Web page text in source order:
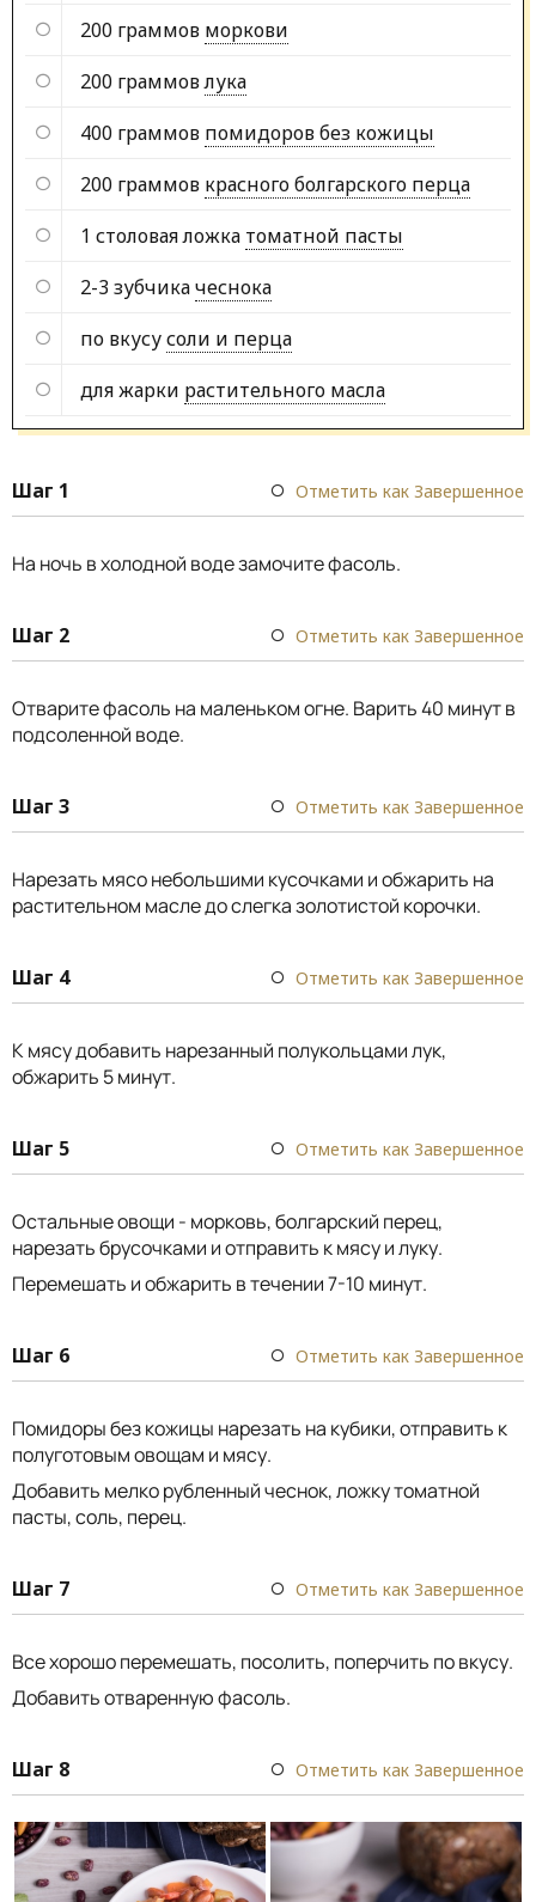
200 граммов моркови
200 граммовлука
400 граммов помидоров без кожицы
200 граммов красного болгарского перца
1 столовая ложка томатной пасты
2-3 зубчикачеснока
по вкусусоли и перца
для жарки растительного масла
Шаг 1 Отметить как Завершенное
На ночь в холодной воде замочите фасоль.
Шаг 2 Отметить как Завершенное
Отварите фасоль на маленьком огне. Варить 40 минут в
подсоленной воде.
Шаг 3 Отметить как Завершенное
Нарезать мясо небольшими кусочками и обжарить на
растительном масле до слегка золотистой корочки.
Шаг 4 Отметить как Завершенное
К мясу добавить нарезанный полукольцами лук,
обжарить 5 минут.
Шаг 5 Отметить как Завершенное
Остальные овощи - морковь, болгарский перец,
нарезать брусочками и отправить к мясу и луку.
Перемешать и обжарить в течении 7-10 минут.
Шаг 6 Отметить как Завершенное
Помидоры без кожицы нарезать на кубики, отправить к
полуготовым овощам и мясу.
Добавить мелко рубленный чеснок, ложку томатной
пасты, соль, перец.
Шаг 7 Отметить как Завершенное
Все хорошо перемешать, посолить, поперчить по вкусу.
Добавить отваренную фасоль.
Шаг 8 Отметить как Завершенное